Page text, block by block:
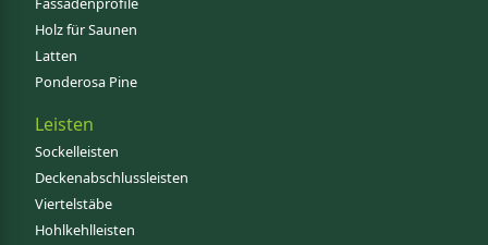
Holz für Saunen
Latten
Ponderosa Pine
Leisten
Sockelleisten
Deckenabschlussleisten
Viertelstäbe
Hohlkehlleisten